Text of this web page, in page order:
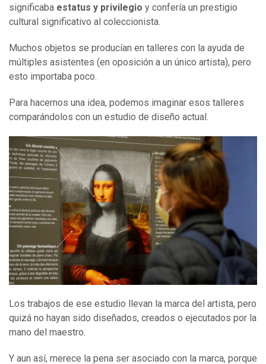
significaba estatus y privilegio y confería un prestigio
cultural significativo al coleccionista.
Muchos objetos se producían en talleres con la ayuda de
múltiples asistentes (en oposición a un único artista), pero
esto importaba poco.
Para hacernos una idea, podemos imaginar esos talleres
comparándolos con un estudio de diseño actual.
Los trabajos de ese estudio llevan la marca del artista, pero
quizá no hayan sido diseñados, creados o ejecutados por la
mano del maestro.
Y aun así, merece la pena ser asociado con la marca, porque